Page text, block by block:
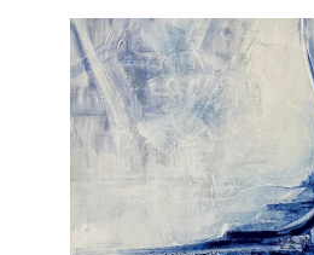
"Чудо-Юдо Рыба кит"